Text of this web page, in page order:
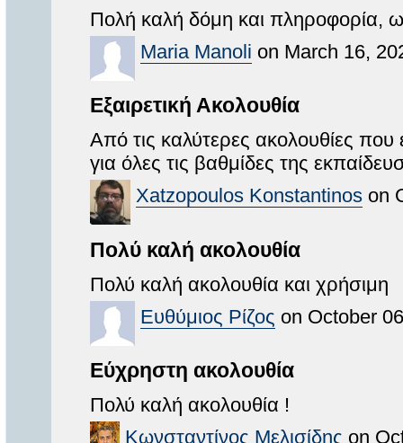
Πολή καλή δόμη και πληροφορία,
Maria Manoli on March 16,
Εξαιρετική Ακολουθία
Από τις καλύτερες ακολουθίες που
για όλες τις βαθμίδες της
Xatzopoulos Konstantinos on
Πολύ καλή ακολουθία
Πολύ καλή ακολουθία και χρήσιμη
Ευθύμιος Ρίζος on October
Εύχρηστη ακολουθία
Πολύ καλή ακολουθία !
Κωνσταντίνος Μελισίδης on